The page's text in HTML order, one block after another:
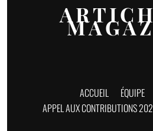
ACCUEIL ÉQUIPE
APPEL AUX CONTRIBUTIONS